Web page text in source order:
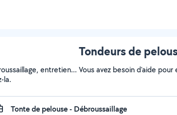
Tondeurs de
entretien... Vous avez besoin d'aide
la.